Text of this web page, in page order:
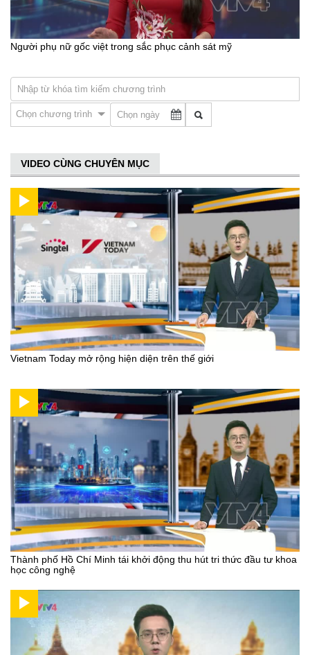
Người phụ nữ gốc việt trong sắc phục cảnh sát mỹ
Chọn chương trình
VIDEO CÙNG CHUYÊN MỤC
Vietnam Today mở rộng hiện diện trên thế giới
Thành phố Hồ Chí Minh tái khởi động thu hút tri thức đầu tư khoa
học công nghệ